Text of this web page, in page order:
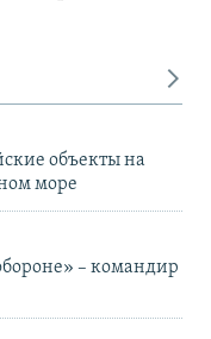
объекты на
море
– командир